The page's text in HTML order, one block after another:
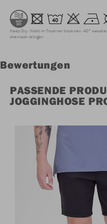
Keep Dry Nicht im Trockner trocknen 40°
chemisch reinigen
Bewertungen
PASSENDE
JOGGINGHOSE